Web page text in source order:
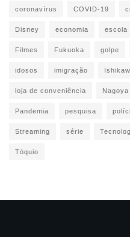
coronavírus COVID-19
Disney economia escola
Filmes Fukuoka golpe
idosos imigração
loja de conveniência Nagoya
Pandemia pesquisa
Streaming série
Tóquio